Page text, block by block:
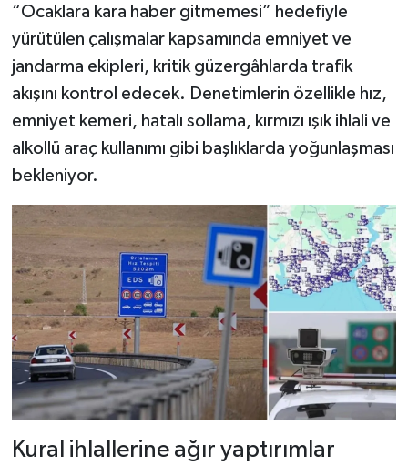
“Ocaklara kara haber gitmemesi” hedefiyle
yürütülen çalışmalar kapsamında emniyet ve
jandarma ekipleri, kritik güzergâhlarda trafik
akışını kontrol edecek. Denetimlerin özellikle hız,
emniyet kemeri, hatalı sollama, kırmızı ışık ihlali ve
alkollü araç kullanımı gibi başlıklarda yoğunlaşması
bekleniyor.
Kural ihlallerine ağır yaptırımlar